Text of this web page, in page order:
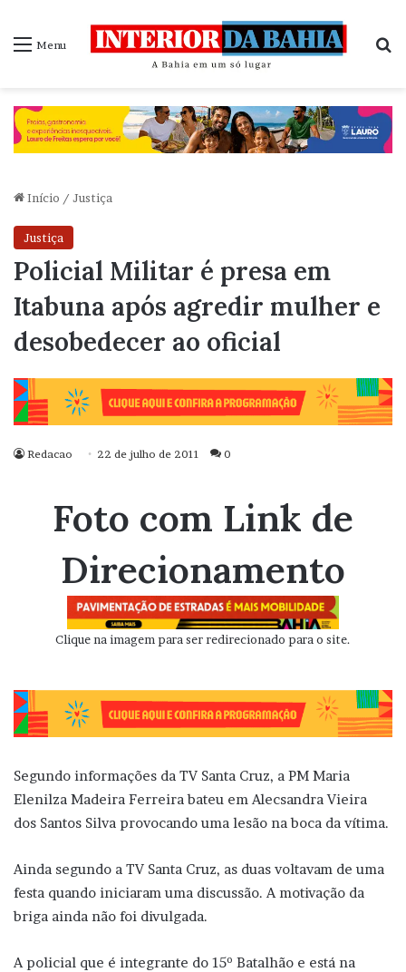
Menu
Início / Justiça
Justiça
Policial Militar é presa em
Itabuna após agredir mulher e
desobedecer ao oficial
Redacao 22 de julho de 2011 0
Foto com Link de
Direcionamento
Clique na imagem para ser redirecionado para o site.
Segundo informações da TV Santa Cruz, a PM Maria
Elenilza Madeira Ferreira bateu em Alecsandra Vieira
dos Santos Silva provocando uma lesão na boca da vítima.
Ainda segundo a TV Santa Cruz, as duas voltavam de uma
festa quando iniciaram uma discussão. A motivação da
briga ainda não foi divulgada.
A policial que é integrante do 15º Batalhão e está na